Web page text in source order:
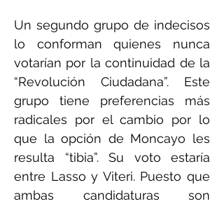
Un segundo grupo de indecisos
lo conforman quienes nunca
votarían por la continuidad de la
“Revolución Ciudadana”. Este
grupo tiene preferencias más
radicales por el cambio por lo
que la opción de Moncayo les
resulta “tibia”. Su voto estaría
entre Lasso y Viteri. Puesto que
ambas candidaturas son